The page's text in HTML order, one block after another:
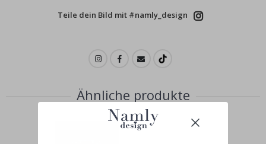
Teile dein Bild mit #namly_design
Ähnliche produkte